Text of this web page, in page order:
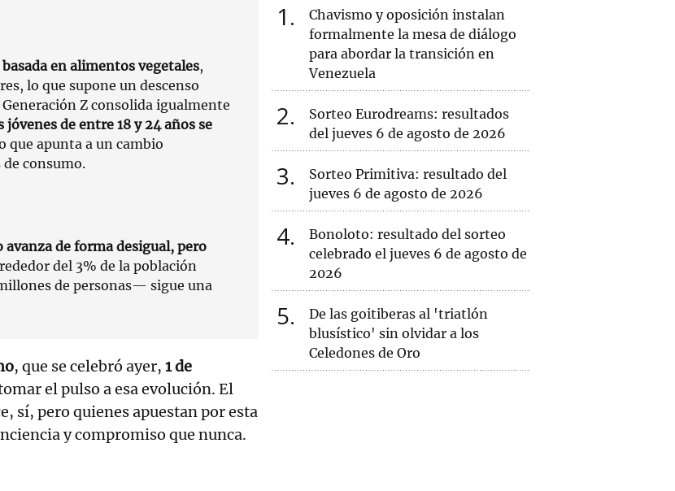
en alimentos vegetales,
lo que supone un descenso
Z consolida igualmente
jóvenes de entre 18 y 24 años se
que apunta a un cambio
consumo.
avanza de forma desigual, pero
del 3% de la población
de personas— sigue una
, que se celebró ayer, 1 de
el pulso a esa evolución. El
sí, pero quienes apuestan por esta
y compromiso que nunca.
1
Chavismo y oposición instalan
formalmente la mesa de diálogo
para abordar la transición en
Venezuela
2
Sorteo Eurodreams: resultados
del jueves 6 de agosto de 2026
3
Sorteo Primitiva: resultado del
jueves 6 de agosto de 2026
4
Bonoloto: resultado del sorteo
celebrado el jueves 6 de agosto de
2026
5
De las goitiberas al 'triatlón
blusístico' sin olvidar a los
Celedones de Oro